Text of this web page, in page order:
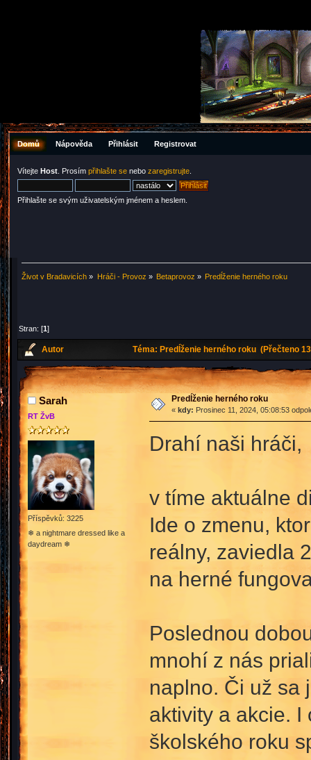
Domů Nápověda Přihlásit Registrovat
Vítejte Host . Prosím přihlašte se nebo zaregistrujte
Přihlašte se svým uživatelským jménem a heslem.
Život v Bradavicích » Hráči - Provoz » Betaprovoz » Predĺženie herného roku
Stran: [1]
Autor Téma: Predĺženie herného roku (Přečteno
Sarah
RT ŽvB
Příspěvků: 3225
❄ a nightmare dressed like a
daydream ❄
Predĺženie herného roku
« kdy: Prosinec 11, 2024, 05:08:53
Drahí naši hráči,
v tíme aktuálne
Ide o zmenu,
reálny, zaviedla
na herné
Poslednou
mnohí z nás
naplno. Či už sa
aktivity a akcie.
školského roku